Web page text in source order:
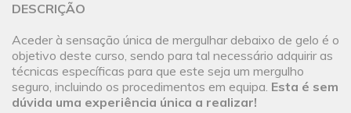
DESCRIÇÃO
Aceder ​à sensação única de mergulhar debaixo de gelo é o
objetivo deste curso, sendo para tal necessário adquirir as
técnicas específicas para que este seja um mergulho
seguro, incluindo os procedimentos em equipa. Esta é sem
dúvida uma experiência única a realizar!